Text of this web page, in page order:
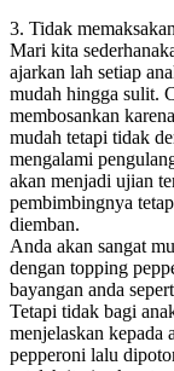
3. Tidak
Mari kita
ajarkan lah setiap
mudah hingga sulit.
membosankan
mudah tetapi tidak
mengalami
akan menjadi ujian
pembimbingnya
diemban.
Anda akan sangat
dengan topping
bayangan anda
Tetapi tidak bagi
menjelaskan kepada
pepperoni lalu